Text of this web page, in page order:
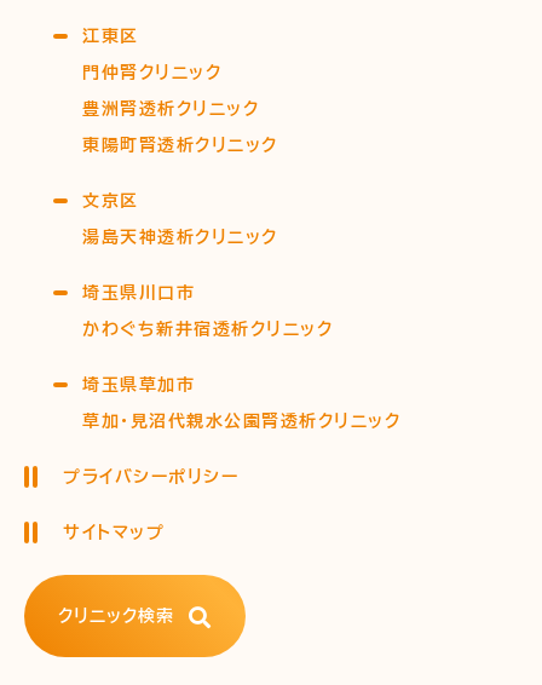
江東区
門仲腎クリニック
豊洲腎透析クリニック
東陽町腎透析クリニック
文京区
湯島天神透析クリニック
埼玉県川口市
かわぐち新井宿透析クリニック
埼玉県草加市
草加・見沼代親水公園腎透析クリニック
プライバシーポリシー
サイトマップ
クリニック検索